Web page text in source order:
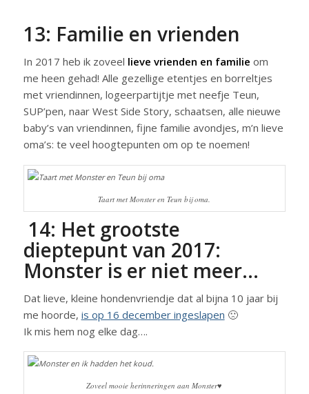
13: Familie en vrienden
In 2017 heb ik zoveel lieve vrienden en familie om
me heen gehad! Alle gezellige etentjes en borreltjes
met vriendinnen, logeerpartijtje met neefje Teun,
SUP’pen, naar West Side Story, schaatsen, alle nieuwe
baby’s van vriendinnen, fijne familie avondjes, m’n lieve
oma’s: te veel hoogtepunten om op te noemen!
Taart met Monster en Teun bij oma.
14: Het grootste
dieptepunt van 2017:
Monster is er niet meer…
Dat lieve, kleine hondenvriendje dat al bijna 10 jaar bij
me hoorde, is op 16 december ingeslapen 🙁
Ik mis hem nog elke dag….
Zoveel mooie herinneringen aan Monster♥